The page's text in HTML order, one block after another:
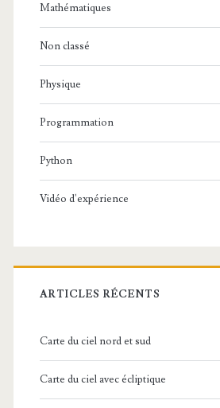
Mathématiques
Non classé
Physique
Programmation
Python
Vidéo d'expérience
ARTICLES RÉCENTS
Carte du ciel nord et sud
Carte du ciel avec écliptique